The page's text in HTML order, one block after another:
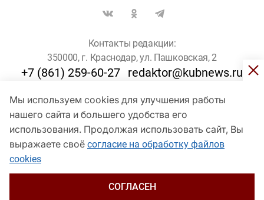
Мы используем cookies для улучшения работы
нашего сайта и большего удобства его
использования. Продолжая использовать сайт, Вы
выражаете своё согласие на обработку файлов
cookies
СОГЛАСЕН
Контакты редакции:
350000, г. Краснодар, ул. Пашковская, 2
+7 (861) 259-60-27 redaktor@kubnews.ru
Для пользователей старше 16 лет
© Кубанские Новости, 2017
Сетевое издание «kubnews» зарегистрировано Федеральной
службой по надзору в сфере связи, информационных технологий
и массовых коммуникаций (Роскомнадзор). Регистрационный
Пашковская, 2). Главный редактор – Филиппов О. Ю.